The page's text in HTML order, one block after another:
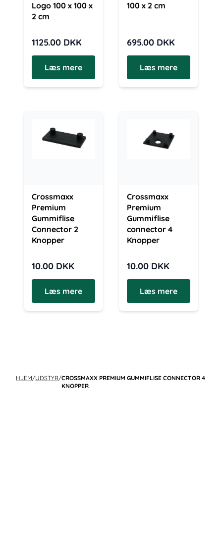
Logo 100 x 100 x
2 cm
1125.00 DKK
Læs mere
100 x 2 cm
695.00 DKK
Læs mere
Crossmaxx
Premium
Gummiflise
Connector 2
Knopper
10.00 DKK
Læs mere
Crossmaxx
Premium
Gummiflise
connector 4
Knopper
10.00 DKK
Læs mere
HJEM/UDSTYR/CROSSMAXX PREMIUM GUMMIFLISE CONNECTOR 4
KNOPPER